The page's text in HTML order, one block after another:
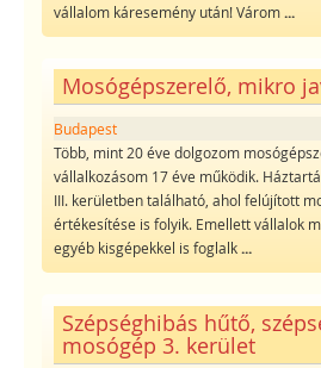
vállalom káresemény után! Várom...
Mosógépszerelő, mikro
Budapest
Több, mint 20 éve dolgozom
vállalkozásom 17 éve működik.
III. kerületben található, ahol felújított
értékesítése is folyik. Emellett vállalok
egyéb kisgépekkel is foglalk...
Szépséghibás hűtő,
mosógép 3. kerület